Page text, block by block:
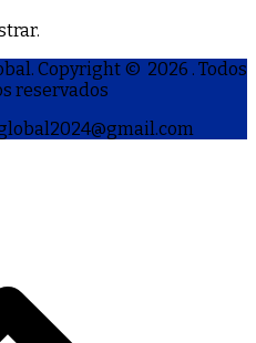
Copyright © 2026 . Todos
reservados